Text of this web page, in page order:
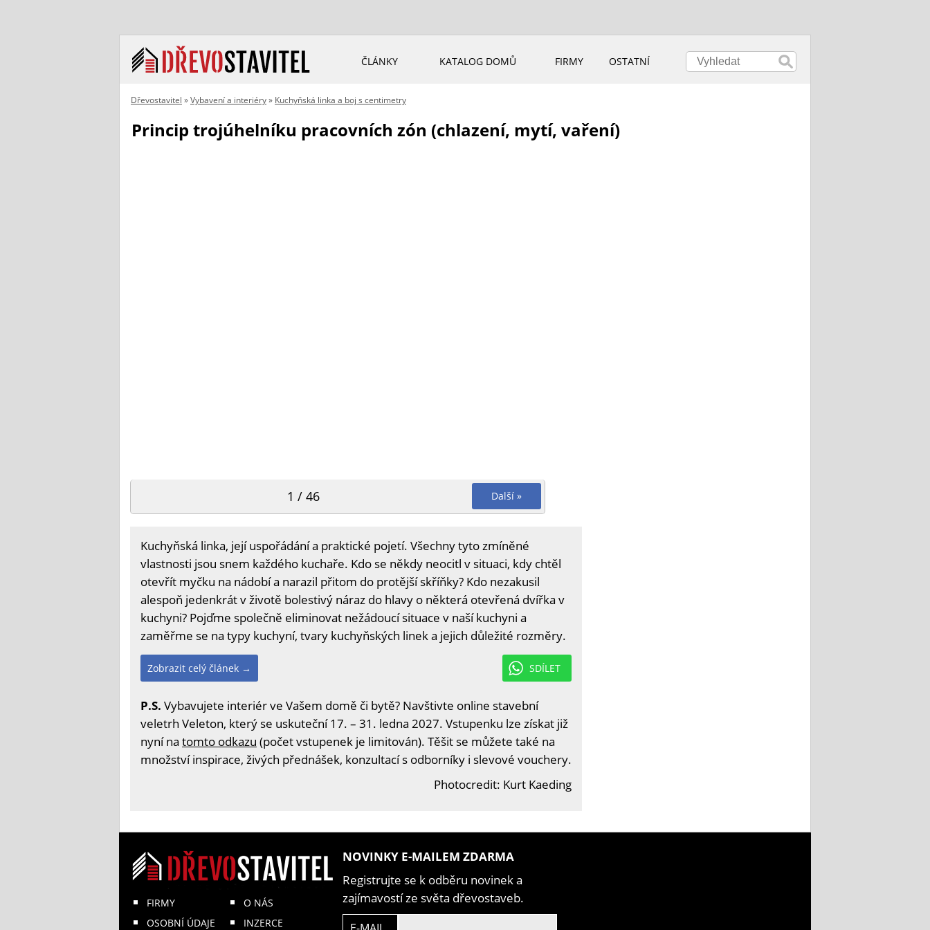
ČLÁNKY KATALOG DOMŮ FIRMY OSTATNÍ
Dřevostavitel »Vybavení a interiéry» Kuchyňská linka a boj s centimetry
Princip trojúhelníku pracovních zón (chlazení, mytí, vaření)
Další »
1 / 46
Kuchyňská linka, její uspořádání a praktické pojetí. Všechny tyto zmíněné
vlastnosti jsou snem každého kuchaře. Kdo se někdy neocitl v situaci, kdy chtěl
otevřít myčku na nádobí a narazil přitom do protější skříňky? Kdo nezakusil
alespoň jedenkrát v životě bolestivý náraz do hlavy o některá otevřená dvířka v
kuchyni? Pojďme společně eliminovat nežádoucí situace v naší kuchyni a
zaměřme se na typy kuchyní, tvary kuchyňských linek a jejich důležité rozměry.
SDÍLET
Zobrazit celý článek →
P.S. Vybavujete interiér ve Vašem domě či bytě? Navštivte online stavební
veletrh Veleton, který se uskuteční 17. – 31. ledna 2027. Vstupenku lze získat již
nyní na tomto odkazu (počet vstupenek je limitován). Těšit se můžete také na
množství inspirace, živých přednášek, konzultací s odborníky i slevové vouchery.
Photocredit: Kurt Kaeding
FIRMY
OSOBNÍ ÚDAJE
O NÁS
INZERCE
NOVINKY E-MAILEM ZDARMA
Registrujte se k odběru novinek a
zajímavostí ze světa dřevostaveb.